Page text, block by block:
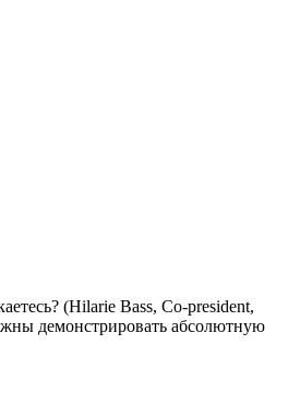
(Hilarie Bass, Co-president,
демонстрировать абсолютную